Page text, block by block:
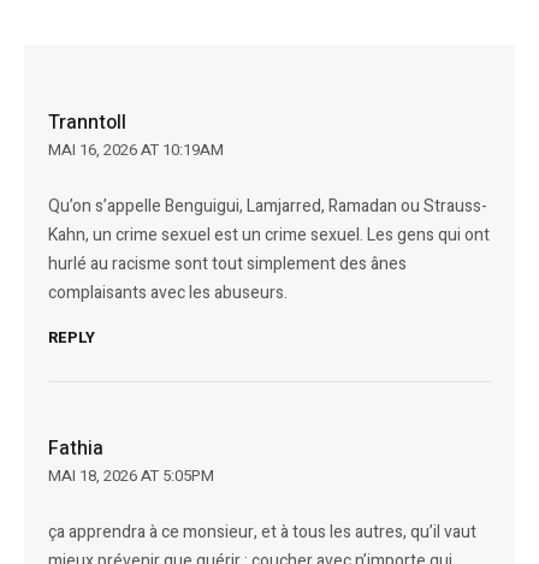
Tranntoll
MAI 16, 2026 AT 10:19AM
Qu’on s’appelle Benguigui, Lamjarred, Ramadan ou Strauss-
Kahn, un crime sexuel est un crime sexuel. Les gens qui ont
hurlé au racisme sont tout simplement des ânes
complaisants avec les abuseurs.
REPLY
Fathia
MAI 18, 2026 AT 5:05PM
ça apprendra à ce monsieur, et à tous les autres, qu’il vaut